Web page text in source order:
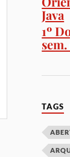
Java
1º
TAGS